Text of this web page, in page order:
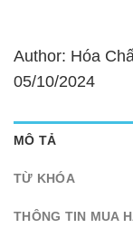
Author: Hóa
05/10/2024
MÔ TẢ
TỪ KHÓA
THÔNG TIN MUA